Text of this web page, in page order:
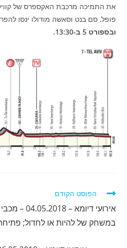
את התמיכה מרכבת האקספרס של קוויק
פופל, סם בנט וסאשה מודולו ינסו
ובספורט 5 ב-13:30.
לקרוא
נוספים
הפוסט הקודם
אירועי דיומא
במשחק של להיות או לחדול;